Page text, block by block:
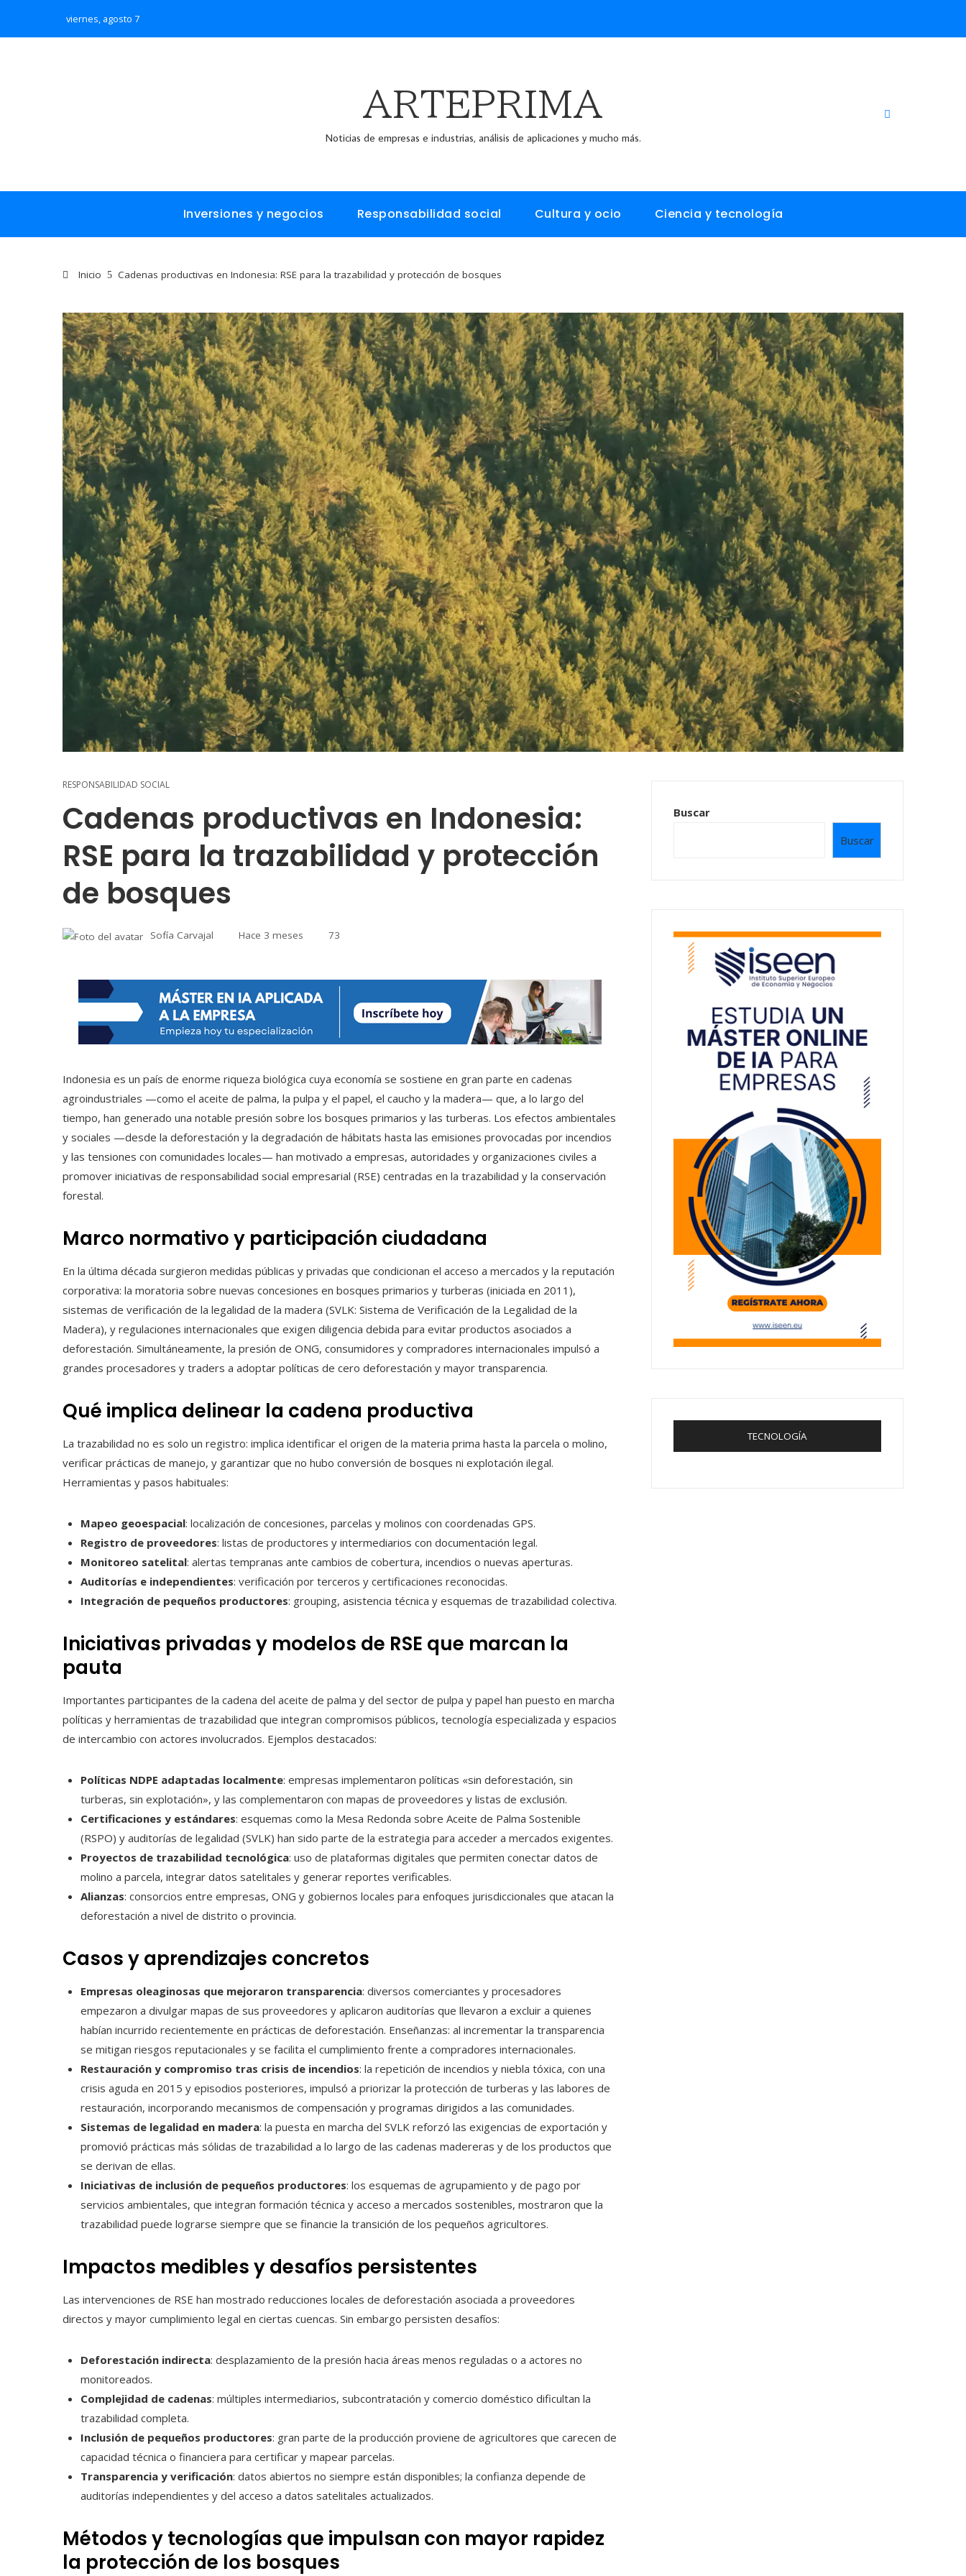
viernes, agosto 7
ARTEPRIMA
Noticias de empresas e industrias, análisis de aplicaciones y mucho más.
Inversiones y negocios Responsabilidad social Cultura y ocio Ciencia y tecnología
Inicio Cadenas productivas en Indonesia: RSE para la trazabilidad y protección de bosques
RESPONSABILIDAD SOCIAL
Cadenas productivas en Indonesia:
RSE para la trazabilidad y protección
de bosques
Sofía Carvajal Hace 3 meses 73
Indonesia es un país de enorme riqueza biológica cuya economía se sostiene en gran parte en cadenas
agroindustriales —como el aceite de palma, la pulpa y el papel, el caucho y la madera— que, a lo largo del
tiempo, han generado una notable presión sobre los bosques primarios y las turberas. Los efectos ambientales
y sociales —desde la deforestación y la degradación de hábitats hasta las emisiones provocadas por incendios
y las tensiones con comunidades locales— han motivado a empresas, autoridades y organizaciones civiles a
promover iniciativas de responsabilidad social empresarial (RSE) centradas en la trazabilidad y la conservación
forestal.
Marco normativo y participación ciudadana
En la última década surgieron medidas públicas y privadas que condicionan el acceso a mercados y la reputación
corporativa: la moratoria sobre nuevas concesiones en bosques primarios y turberas (iniciada en 2011),
sistemas de verificación de la legalidad de la madera (SVLK: Sistema de Verificación de la Legalidad de la
Madera), y regulaciones internacionales que exigen diligencia debida para evitar productos asociados a
deforestación. Simultáneamente, la presión de ONG, consumidores y compradores internacionales impulsó a
grandes procesadores y traders a adoptar políticas de cero deforestación y mayor transparencia.
Qué implica delinear la cadena productiva
La trazabilidad no es solo un registro: implica identificar el origen de la materia prima hasta la parcela o molino,
verificar prácticas de manejo, y garantizar que no hubo conversión de bosques ni explotación ilegal.
Herramientas y pasos habituales:
Mapeo geoespacial: localización de concesiones, parcelas y molinos con coordenadas GPS.
Registro de proveedores: listas de productores y intermediarios con documentación legal.
Monitoreo satelital: alertas tempranas ante cambios de cobertura, incendios o nuevas aperturas.
Auditorías e independientes: verificación por terceros y certificaciones reconocidas.
Integración de pequeños productores: grouping, asistencia técnica y esquemas de trazabilidad colectiva.
Iniciativas privadas y modelos de RSE que marcan la
pauta
Importantes participantes de la cadena del aceite de palma y del sector de pulpa y papel han puesto en marcha
políticas y herramientas de trazabilidad que integran compromisos públicos, tecnología especializada y espacios
de intercambio con actores involucrados. Ejemplos destacados:
Políticas NDPE adaptadas localmente: empresas implementaron políticas «sin deforestación, sin
turberas, sin explotación», y las complementaron con mapas de proveedores y listas de exclusión.
Certificaciones y estándares: esquemas como la Mesa Redonda sobre Aceite de Palma Sostenible
(RSPO) y auditorías de legalidad (SVLK) han sido parte de la estrategia para acceder a mercados exigentes.
Proyectos de trazabilidad tecnológica: uso de plataformas digitales que permiten conectar datos de
molino a parcela, integrar datos satelitales y generar reportes verificables.
Alianzas: consorcios entre empresas, ONG y gobiernos locales para enfoques jurisdiccionales que atacan la
deforestación a nivel de distrito o provincia.
Casos y aprendizajes concretos
Empresas oleaginosas que mejoraron transparencia: diversos comerciantes y procesadores
empezaron a divulgar mapas de sus proveedores y aplicaron auditorías que llevaron a excluir a quienes
habían incurrido recientemente en prácticas de deforestación. Enseñanzas: al incrementar la transparencia
se mitigan riesgos reputacionales y se facilita el cumplimiento frente a compradores internacionales.
Restauración y compromiso tras crisis de incendios: la repetición de incendios y niebla tóxica, con una
crisis aguda en 2015 y episodios posteriores, impulsó a priorizar la protección de turberas y las labores de
restauración, incorporando mecanismos de compensación y programas dirigidos a las comunidades.
Sistemas de legalidad en madera: la puesta en marcha del SVLK reforzó las exigencias de exportación y
promovió prácticas más sólidas de trazabilidad a lo largo de las cadenas madereras y de los productos que
se derivan de ellas.
Iniciativas de inclusión de pequeños productores: los esquemas de agrupamiento y de pago por
servicios ambientales, que integran formación técnica y acceso a mercados sostenibles, mostraron que la
trazabilidad puede lograrse siempre que se financie la transición de los pequeños agricultores.
Impactos medibles y desafíos persistentes
Las intervenciones de RSE han mostrado reducciones locales de deforestación asociada a proveedores
directos y mayor cumplimiento legal en ciertas cuencas. Sin embargo persisten desafíos:
Deforestación indirecta: desplazamiento de la presión hacia áreas menos reguladas o a actores no
monitoreados.
Complejidad de cadenas: múltiples intermediarios, subcontratación y comercio doméstico dificultan la
trazabilidad completa.
Inclusión de pequeños productores: gran parte de la producción proviene de agricultores que carecen de
capacidad técnica o financiera para certificar y mapear parcelas.
Transparencia y verificación: datos abiertos no siempre están disponibles; la confianza depende de
auditorías independientes y del acceso a datos satelitales actualizados.
Métodos y tecnologías que impulsan con mayor rapidez
la protección de los bosques
Buscar
Buscar
TECNOLOGÍA